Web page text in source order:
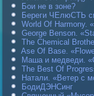
Бои не в зоне?
Береги ЧЕлюСТЬ
World Of Harmony.
George Benson.
The Chemical
Ase Of Base.
Маша и медведи.
The Best Of
Натали. «Ветер с
БодиДЭНСинг